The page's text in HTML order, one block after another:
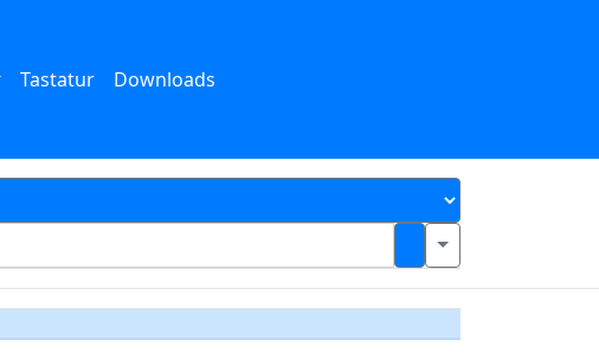
Tastatur Downloads